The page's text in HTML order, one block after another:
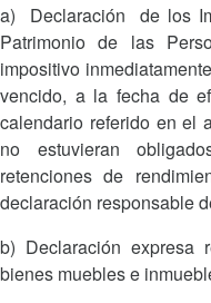
a) Declaración de los
Patrimonio de las
impositivo
vencido, a la fecha de
calendario referido en el
no estuvieran
retenciones de
declaración responsable
b) Declaración expresa
bienes muebles e